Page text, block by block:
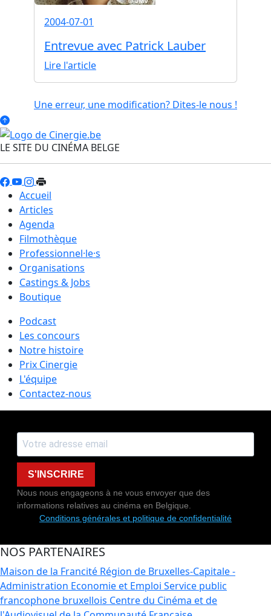
2004-07-01
Entrevue avec Patrick Lauber
Lire l'article
Une erreur, une modification? Dites-le nous !
LE SITE DU CINÉMA BELGE
Accueil
Articles
Agenda
Filmothèque
Professionnel·le·s
Organisations
Castings & Jobs
Boutique
Podcast
Les concours
Notre histoire
Prix Cinergie
L'équipe
Contactez-nous
S'INSCRIRE
Nous nous engageons à ne vous envoyer que des
informations relatives au cinéma en Belgique.
Conditions générales et politique de confidentialité
NOS PARTENAIRES
Maison de la Francité Région de Bruxelles-Capitale -
Administration Economie et Emploi Service public
francophone bruxellois Centre du Cinéma et de